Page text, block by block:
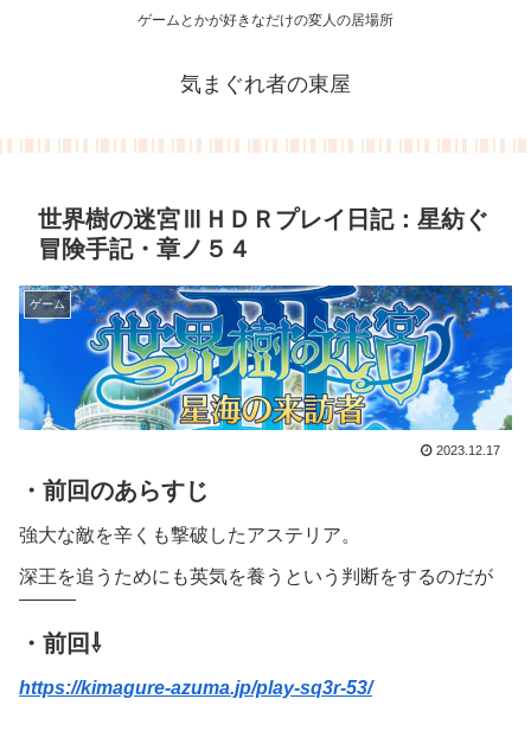
ゲームとかが好きなだけの変人の居場所
気まぐれ者の東屋
世界樹の迷宮ⅢＨＤＲプレイ日記：星紡ぐ
冒険手記・章ノ５４
ゲーム
2023.12.17
・前回のあらすじ
強大な敵を辛くも撃破したアステリア。
深王を追うためにも英気を養うという判断をするのだが
―――
・前回⇩
https://kimagure-azuma.jp/play-sq3r-53/